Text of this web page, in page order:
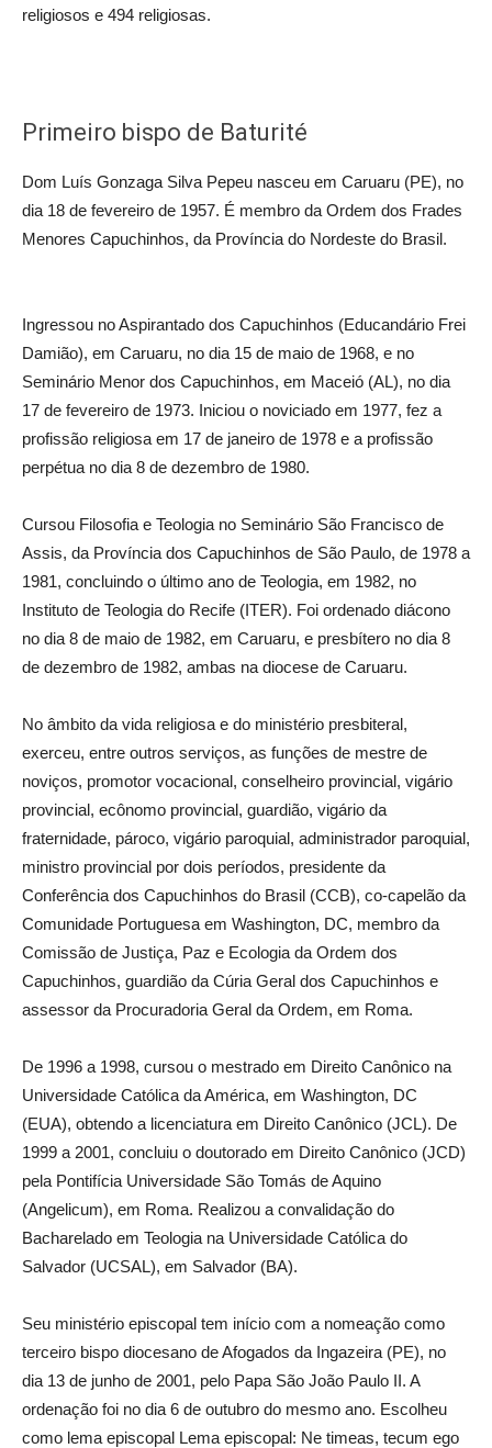
religiosos e 494 religiosas.
Primeiro bispo de Baturité
Dom Luís Gonzaga Silva Pepeu nasceu em Caruaru (PE), no
dia 18 de fevereiro de 1957. É membro da Ordem dos Frades
Menores Capuchinhos, da Província do Nordeste do Brasil.
Ingressou no Aspirantado dos Capuchinhos (Educandário Frei
Damião), em Caruaru, no dia 15 de maio de 1968, e no
Seminário Menor dos Capuchinhos, em Maceió (AL), no dia
17 de fevereiro de 1973. Iniciou o noviciado em 1977, fez a
profissão religiosa em 17 de janeiro de 1978 e a profissão
perpétua no dia 8 de dezembro de 1980.
Cursou Filosofia e Teologia no Seminário São Francisco de
Assis, da Província dos Capuchinhos de São Paulo, de 1978 a
1981, concluindo o último ano de Teologia, em 1982, no
Instituto de Teologia do Recife (ITER). Foi ordenado diácono
no dia 8 de maio de 1982, em Caruaru, e presbítero no dia 8
de dezembro de 1982, ambas na diocese de Caruaru.
No âmbito da vida religiosa e do ministério presbiteral,
exerceu, entre outros serviços, as funções de mestre de
noviços, promotor vocacional, conselheiro provincial, vigário
provincial, ecônomo provincial, guardião, vigário da
fraternidade, pároco, vigário paroquial, administrador paroquial,
ministro provincial por dois períodos, presidente da
Conferência dos Capuchinhos do Brasil (CCB), co-capelão da
Comunidade Portuguesa em Washington, DC, membro da
Comissão de Justiça, Paz e Ecologia da Ordem dos
Capuchinhos, guardião da Cúria Geral dos Capuchinhos e
assessor da Procuradoria Geral da Ordem, em Roma.
De 1996 a 1998, cursou o mestrado em Direito Canônico na
Universidade Católica da América, em Washington, DC
(EUA), obtendo a licenciatura em Direito Canônico (JCL). De
1999 a 2001, concluiu o doutorado em Direito Canônico (JCD)
pela Pontifícia Universidade São Tomás de Aquino
(Angelicum), em Roma. Realizou a convalidação do
Bacharelado em Teologia na Universidade Católica do
Salvador (UCSAL), em Salvador (BA).
Seu ministério episcopal tem início com a nomeação como
terceiro bispo diocesano de Afogados da Ingazeira (PE), no
dia 13 de junho de 2001, pelo Papa São João Paulo II. A
ordenação foi no dia 6 de outubro do mesmo ano. Escolheu
como lema episcopal Lema episcopal: Ne timeas, tecum ego